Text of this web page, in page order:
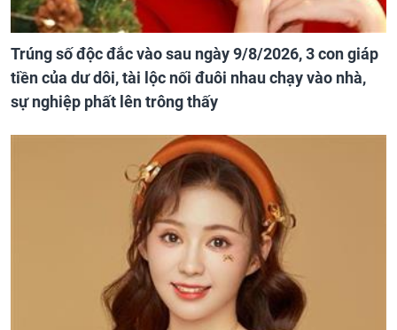
Trúng số độc đắc vào sau ngày 9/8/2026, 3 con giáp
tiền của dư dôi, tài lộc nối đuôi nhau chạy vào nhà,
sự nghiệp phất lên trông thấy